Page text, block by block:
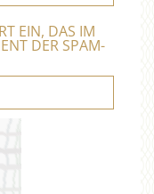
EIN, DAS IM
DER SPAM-